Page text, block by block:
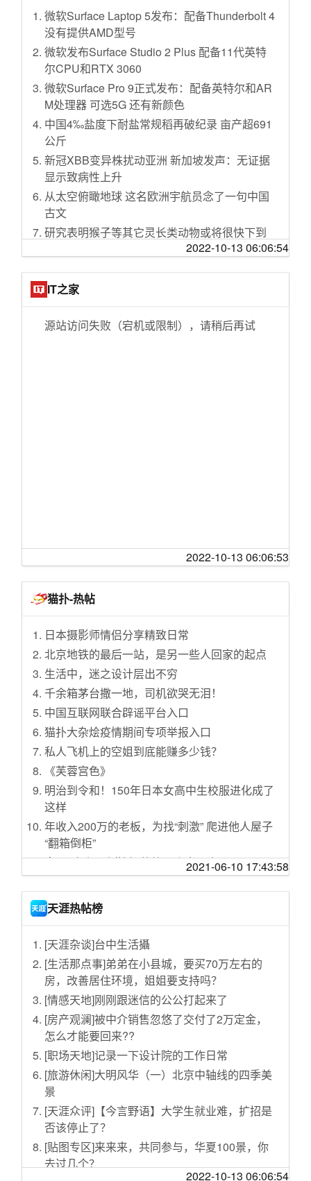
全国首个抱团养老实验暂停两年，这栋别墅往
日的热闹还能持续吗？
驴肉火烧、安徽牛板面、小放牛，谁能拯救“河
北菜”？
过了20岁，就不要穿的像小孩子了
统万城的秘密
模仿东方甄选直播带货，学而思押错了“好未
来”？
每股1112元回购员工期权......字节跳动变更集团
LOGO，此前已更名为抖音集团
马斯克提出乌和平计划前曾与普京交谈？克宫
回应：不是真的
李斌称蔚来汽车将于2030年跻身行业前五，不
会像特斯拉16年才实现盈利
比芯片自主更迫切 车用操作系统难在哪里？
美团“开超市”、阿里调布局，大厂社区团购动作
频频背后
NASA固态电池重大突破：能量密度约为特斯拉
4680电池两倍
美股开盘涨跌不一 理想汽车涨超4%
微软成立“工业元宇宙”团队 利用VR/AR赋能工
业系统
因大规模召回睡眠呼吸器，飞利浦将录得13亿
欧元商誉减值
盒马邻里战略大收缩 生鲜电商盈利何其难
李斌：跳舞我比马斯克好，蔚来实现盈利的时
间会比特斯拉短
币圈矿难，显卡过冬
销量数据再创新高 特斯拉中国的巅峰时代还能
走多远
马斯克又做起了香水生意 几个小时卖出10000
瓶
福布斯发布2022全球最佳雇主榜：华为、京
东、小米等上榜
日本投资基金JIP为首企业联盟寻求2.8万亿日元
收购东芝
字节跳动变更集团LOGO 此前已正式更名为抖
音集团
好未来被质疑模仿东方甄选，主播称：向班上
成绩最好的小朋友学习
资金、流量、物流全方位支持商家，阿里京东
超亿台废旧家电去哪儿了？拆解工厂还没“吃饱”
腾讯控股：耗资约6.01亿港元回购238万股公司
股份
马斯克否认“与普京谈论乌克兰问题”，称上次交
谈是18个月前
台积电股价失守400元新台币大关，今年累跌超
40%
优信宣布计划调整ADS比率：每10个原ADS合
并成为1个新ADS
推特据悉重新评估“永久封号”政策，或使其内容
审核更符合马斯克愿景
字节跳动宣布以每股155美元回购员工期权 较上
一轮上涨9%
微软Surface Laptop 5发布：配备Thunderbolt 4
没有提供AMD型号
微软发布Surface Studio 2 Plus 配备11代英特
尔CPU和RTX 3060
微软Surface Pro 9正式发布：配备英特尔和AR
M处理器 可选5G 还有新颜色
中国4‰盐度下耐盐常规稻再破纪录 亩产超691
公斤
新冠XBB变异株扰动亚洲 新加坡发声：无证据
显示致病性上升
从太空俯瞰地球 这名欧洲宇航员念了一句中国
古文
研究表明猴子等其它灵长类动物或将很快下到
NVIDIA新驱动发布：DirectX 12游戏性能暴涨2
4.6％
属上衣超惹眼
索尼SIE继续向CMA陈情：CoD还是交给我独占
Apple Music和Apple TV应用明年登陆Windows
距离Windows 11 22H2 Moment 1的发布日期可
能已经很近了
微软推出新版Designer、Create、Bing Image
Creator和Clipchamp
微软Presenter+和音频底座在Surface发布会上
曝光
微软Adaptive Accessories配件将于10月25日起
在部分市场上市
中国百座大城市名单首公布：7个超大城市、14
个特大城市
公版归来！RTX 4090今晚开售：1.3万起步 最
高16899
腾讯股价跌60%创4年来新低 段永平再度高呼买
“不可能打工”当事人公司被强制执行39万：涉及
借贷纠纷
国内最新高端轿车销量榜公布：宝马3系太强 蔚
来要成？
RTX 4080 16GB/12GB性能对比：能差30%
欲减少对中国制造依赖 苹果正向印度iPhone组
装厂转移更多资源
微软成立“工业元宇宙”团队 利用VR/AR赋能工
业系统
AMD锐龙7000处理器表现不佳：开卖两周后德
国销量下滑70%
索尼将重拍科幻电影《太空英雌芭芭丽娜》 西
德妮·斯威尼担任女主角
《极品飞车22》新截图 详解驾驶特效“涂鸦”
苹果、Google和三星将很快在印度发布当地5G
2022-10-13 06:06:54
IT之家
源站访问失败（宕机或限制），请稍后再试
2022-10-13 06:06:53
猫扑-热帖
日本摄影师情侣分享精致日常
北京地铁的最后一站，是另一些人回家的起点
生活中，迷之设计层出不穷
千余箱茅台撒一地，司机欲哭无泪！
中国互联网联合辟谣平台入口
猫扑大杂烩疫情期间专项举报入口
私人飞机上的空姐到底能赚多少钱？
《芙蓉宫色》
明治到令和！150年日本女高中生校服进化成了
这样
年收入200万的老板，为找“刺激” 爬进他人屋子
“翻箱倒柜”
拿下“玻璃界奥斯卡”的第一个中国人。
收集的在校学生的班主任说的最经典的话
惊人的身材，热情奔放的巴西正妹
每日大盘评述＋个股短线买入记录by我不是股
神【股民联盟】
传说手凉的女生前世都是断翼的天屎——断你
大爷的断
2021-06-10 17:43:58
天涯热帖榜
[天涯杂谈]台中生活攝
[生活那点事]弟弟在小县城，要买70万左右的
房，改善居住环境，姐姐要支持吗？
[情感天地]刚刚跟迷信的公公打起来了
[房产观澜]被中介销售忽悠了交付了2万定金，
怎么才能要回来??
[职场天地]记录一下设计院的工作日常
[旅游休闲]大明风华（一）北京中轴线的四季美
景
[天涯众评]【今言野语】大学生就业难，扩招是
否该停止了？
[贴图专区]来来来，共同参与，华夏100景，你
去过几个？
2022-10-13 06:06:54